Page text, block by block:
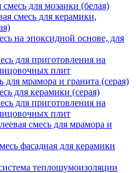
для мозаики (белая)
смесь для керамики,
на эпоксидной основе, для
для приготовления на
плит
для мрамора и гранита (серая)
для керамики (серая)
для приготовления на
плит
смесь для мрамора и
фасадная для керамики
теплошумоизоляции